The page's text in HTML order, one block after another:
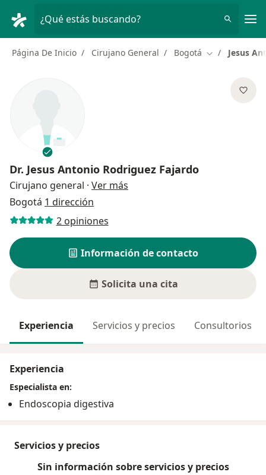
¿Qué estás buscando?
Página De Inicio Cirujano General Bogotá Cambiar de
Jesus
Dr. Jesus Antonio Rodriguez Fajardo
Cirujano general · Ver más
Bogotá 1 dirección
2 opiniones
Información de contacto
Solicita una cita
Experiencia Servicios y precios Consultorios
Experiencia
Especialista en:
Endoscopia digestiva
Servicios y precios
Sin información sobre servicios y precios